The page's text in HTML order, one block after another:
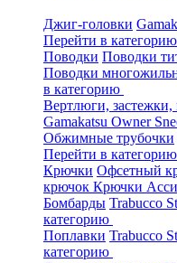
Джиг-головки
Перейти в категорию
Поводки Поводки
Поводки
в категорию
Вертлюги, застежки,
Gamakatsu Owner
Обжимные трубочки
Перейти в категорию
Крючки Офсетный
крючок Крючки
Бомбарды Trabucco
категорию
Поплавки Trabucco
категорию